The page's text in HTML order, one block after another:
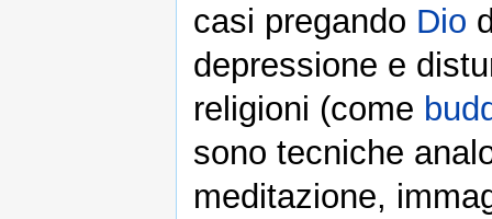
casi pregando Dio
depressione e
religioni (come
sono tecniche
meditazione,